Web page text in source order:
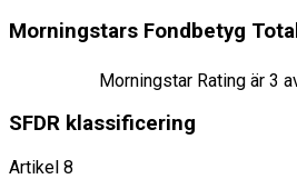
Morningstars Fondbetyg Total
Morningstar Rating är 3
SFDR klassificering
Artikel 8